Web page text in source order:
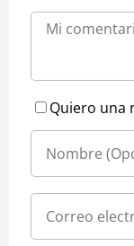
Quiero una